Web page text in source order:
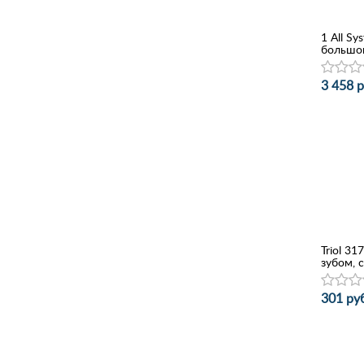
1 All
3 458
Triol
зубом,
301